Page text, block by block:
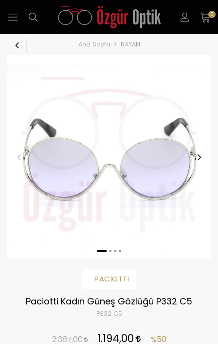
0
Ana Sayfa BAYAN
PACIOTTI
Paciotti Kadın Güneş Gözlüğü P332 C5
P332 C5
2.387,00 1.194,00 %50